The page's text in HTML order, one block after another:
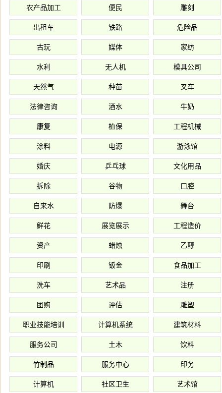
农产品加工 便民 雕刻
出租车 铁路 危险品
古玩 媒体 家纺
水利 无人机 模具公司
天然气 种苗 叉车
法律咨询 酒水 牛奶
康复 植保 工程机械
涂料 电源 游泳馆
婚庆 乒乓球 文化用品
拆除 谷物 口腔
自来水 防爆 舞台
鲜花 展览展示 工程造价
资产 蜡烛 乙醇
印刷 钣金 食品加工
洗车 艺术品 注册
团购 评估 雕塑
职业技能培训 计算机系统 建筑材料
服务公司 土木 饮料
竹制品 服务中心 印务
计算机 社区卫生 艺术馆